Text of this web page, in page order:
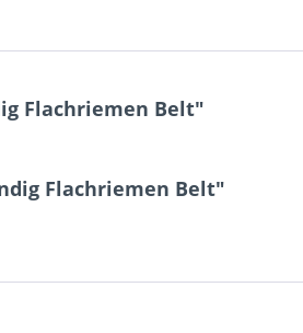
Flachriemen Belt"
Flachriemen Belt"